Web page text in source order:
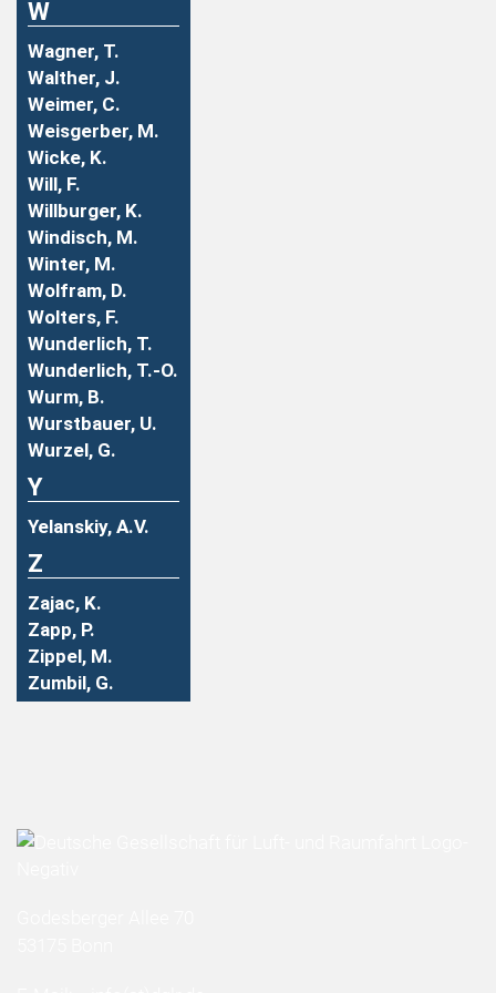
W
Wagner, T.
Walther, J.
Weimer, C.
Weisgerber, M.
Wicke, K.
Will, F.
Willburger, K.
Windisch, M.
Winter, M.
Wolfram, D.
Wolters, F.
Wunderlich, T.
Wunderlich, T.-O.
Wurm, B.
Wurstbauer, U.
Wurzel, G.
Y
Yelanskiy, A.V.
Z
Zajac, K.
Zapp, P.
Zippel, M.
Zumbil, G.